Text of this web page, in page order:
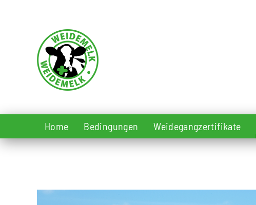
Home Bedingungen Weidegangzertifikate